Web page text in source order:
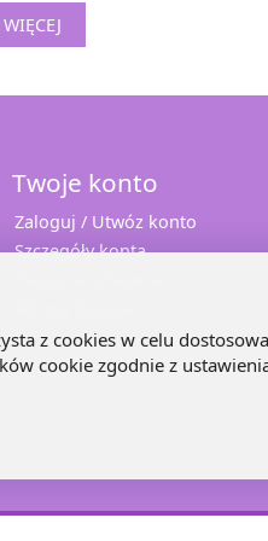
Twoje konto
Zaloguj / Utwóz konto
Szczegóły konta
z cookies w celu
cookie zgodnie z